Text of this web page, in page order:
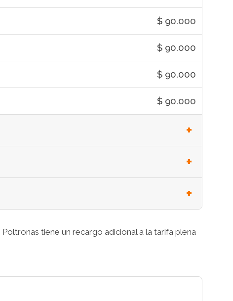
$ 90.000
$ 90.000
$ 90.000
$ 90.000
tiene un recargo adicional a la tarifa plena